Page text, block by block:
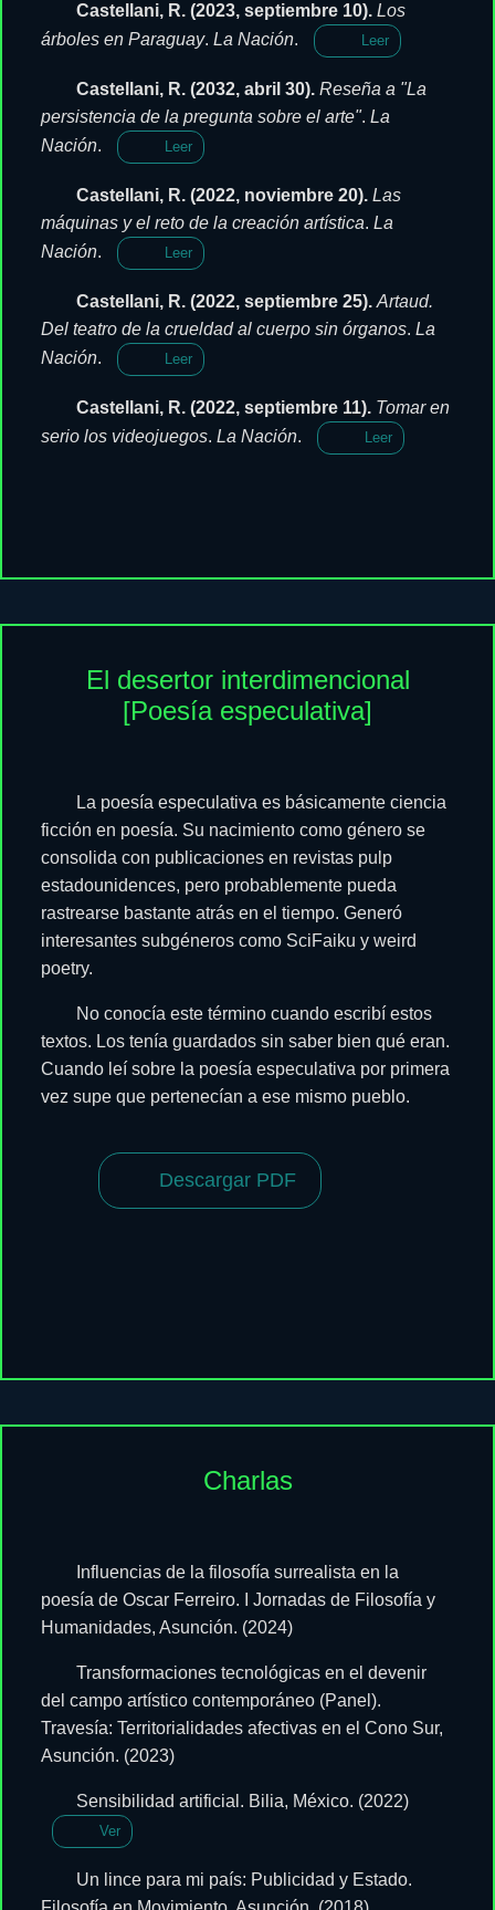
Castellani, R. (2023, septiembre 10). Los
árboles en Paraguay. La Nación. Leer
Castellani, R. (2032, abril 30). Reseña a "La
persistencia de la pregunta sobre el arte". La
Nación. Leer
Castellani, R. (2022, noviembre 20). Las
máquinas y el reto de la creación artística. La
Nación. Leer
Castellani, R. (2022, septiembre 25). Artaud.
Del teatro de la crueldad al cuerpo sin órganos. La
Nación. Leer
Castellani, R. (2022, septiembre 11). Tomar en
serio los videojuegos. La Nación. Leer
El desertor interdimencional
[Poesía especulativa]
La poesía especulativa es básicamente ciencia
ficción en poesía. Su nacimiento como género se
consolida con publicaciones en revistas pulp
estadounidences, pero probablemente pueda
rastrearse bastante atrás en el tiempo. Generó
interesantes subgéneros como SciFaiku y weird
poetry.
No conocía este término cuando escribí estos
textos. Los tenía guardados sin saber bien qué eran.
Cuando leí sobre la poesía especulativa por primera
vez supe que pertenecían a ese mismo pueblo.
Descargar PDF
Charlas
Influencias de la filosofía surrealista en la
poesía de Oscar Ferreiro. I Jornadas de Filosofía y
Humanidades, Asunción. (2024)
Transformaciones tecnológicas en el devenir
del campo artístico contemporáneo (Panel).
Travesía: Territorialidades afectivas en el Cono Sur,
Asunción. (2023)
Sensibilidad artificial. Bilia, México. (2022)
Ver
Un lince para mi país: Publicidad y Estado.